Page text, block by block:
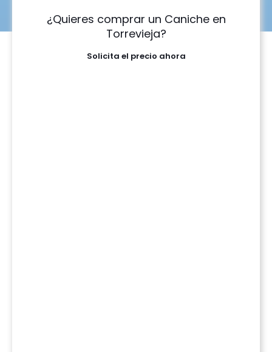
¿Quieres comprar un Caniche en
Torrevieja?
Solicita el precio ahora